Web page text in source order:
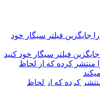
فیلتر سیگار خود کنید
کرده که از لحاظ